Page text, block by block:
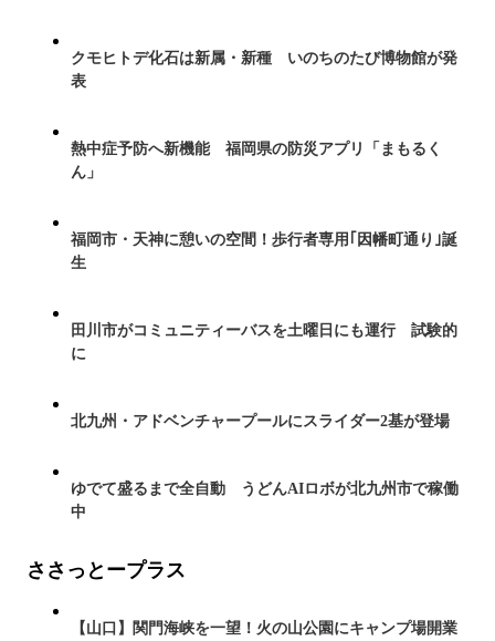
クモヒトデ化石は新属・新種 いのちのたび博物館が発
表
熱中症予防へ新機能 福岡県の防災アプリ「まもるく
ん」
福岡市・天神に憩いの空間！歩行者専用｢因幡町通り｣誕
生
田川市がコミュニティーバスを土曜日にも運行 試験的
に
北九州・アドベンチャープールにスライダー2基が登場
ゆでて盛るまで全自動 うどんAIロボが北九州市で稼働
中
ささっとープラス
【山口】関門海峡を一望！火の山公園にキャンプ場開業